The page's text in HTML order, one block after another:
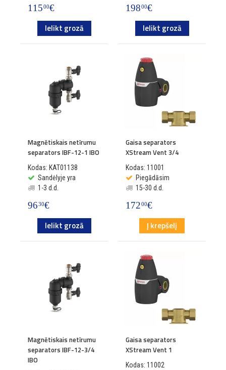
11500€
Ielikt grozā
19800€
Ielikt grozā
Magnētiskais netīrumu
separators IBF-12-1 IBO
Kodas: KAT01138
Sandėlyje yra
1-3 d.d.
9630€
Ielikt grozā
Gaisa separators
XStream Vent 3/4
Kodas: 11001
Piegādāsim
15-30 d.d.
17200€
Į krepšelį
Magnētiskais netīrumu
separators IBF-12-3/4
IBO
Gaisa separators
XStream Vent 1
Kodas: 11002